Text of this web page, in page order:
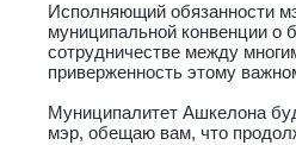
Исполняющий обязанности
муниципальной конвенции о
сотрудничестве между
приверженность этому
Муниципалитет Ашкелона
мэр, обещаю вам, что